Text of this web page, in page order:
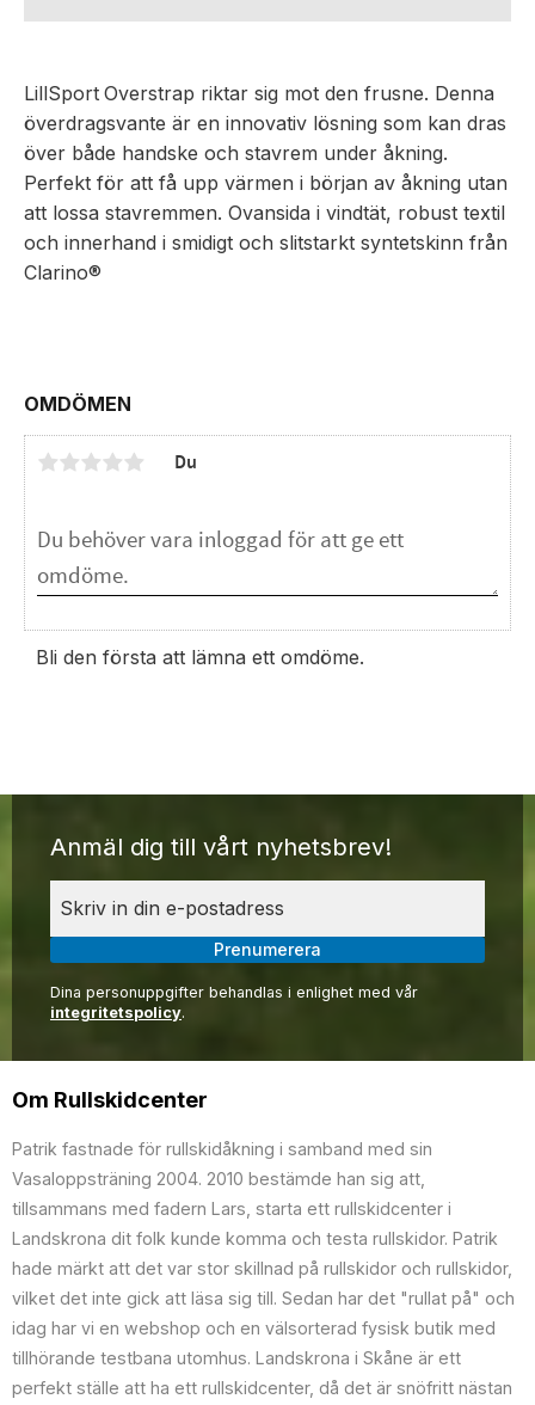
LillSport Overstrap riktar sig mot den frusne. Denna
överdragsvante är en innovativ lösning som kan dras
över både handske och stavrem under åkning.
Perfekt för att få upp värmen i början av åkning utan
att lossa stavremmen. Ovansida i vindtät, robust textil
och innerhand i smidigt och slitstarkt syntetskinn från
Clarino®
OMDÖMEN
Du
Bli den första att lämna ett omdöme.
Anmäl dig till vårt nyhetsbrev!
Prenumerera
Dina personuppgifter behandlas i enlighet med vår
integritetspolicy.
Om Rullskidcenter
Patrik fastnade för rullskidåkning i samband med sin
Vasaloppsträning 2004. 2010 bestämde han sig att,
tillsammans med fadern Lars, starta ett rullskidcenter i
Landskrona dit folk kunde komma och testa rullskidor. Patrik
hade märkt att det var stor skillnad på rullskidor och rullskidor,
vilket det inte gick att läsa sig till. Sedan har det "rullat på" och
idag har vi en webshop och en välsorterad fysisk butik med
tillhörande testbana utomhus. Landskrona i Skåne är ett
perfekt ställe att ha ett rullskidcenter, då det är snöfritt nästan